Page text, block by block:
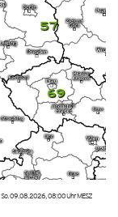
57
69
So. 09.08.2026, 08:00 UhrMESZ